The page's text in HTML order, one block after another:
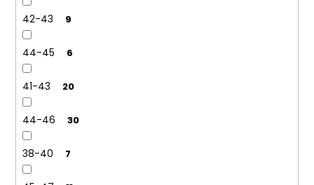
42-43 9
44-45 6
41-43 20
44-46 30
38-40 7